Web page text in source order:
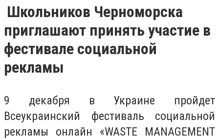
Школьников Черноморска
приглашают принять участие в
фестивале социальной
рекламы
9 декабря в Украине пройдет
Всеукраинский фестиваль социальной
рекламы онлайн «WASTE MANAGEMENT